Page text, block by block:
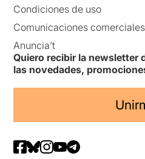
Condiciones de uso
Comunicaciones
Anuncia’t
Quiero recibir la newsletter
las novedades,